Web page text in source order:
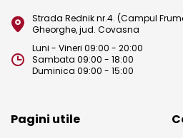
Strada Rednik nr.4. (Campul
Gheorghe, jud. Covasna
Luni - Vineri 09:00 - 20:00
Sambata 09:00 - 18:00
Duminica 09:00 - 15:00
Pagini utile